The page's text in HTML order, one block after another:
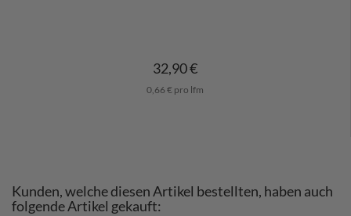
32,90 €
0,66 € pro lfm
Kunden, welche diesen Artikel bestellten, haben auch
folgende Artikel gekauft: